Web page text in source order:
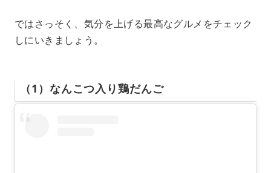
ではさっそく、気分を上げる最高なグルメをチェック
しにいきましょう。
（1）なんこつ入り鶏だんご